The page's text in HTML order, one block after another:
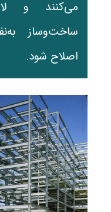
می‌کنند و
ساخت‌وساز
اصلاح شود.